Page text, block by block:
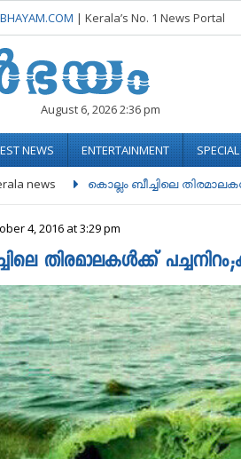
| Kerala’s No. 1 News Portal
August 6, 2026 2:36 pm
NEWS ENTERTAINMENT
news കൊല്ലം ബീച്ചിലെ
4, 2016 at 3:29 pm
തിരമാലകള്‍ക്ക്